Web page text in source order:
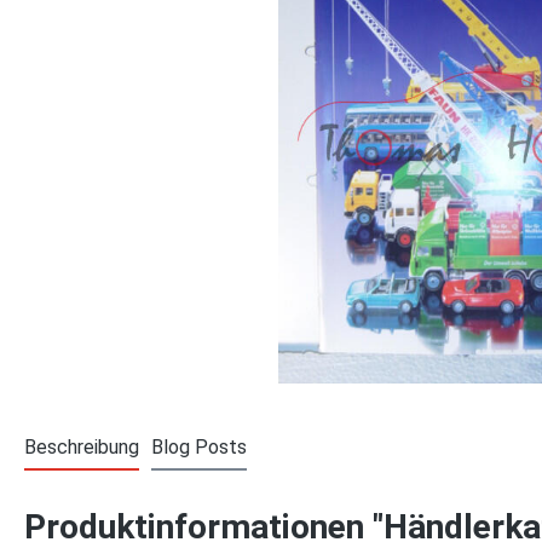
Beschreibung Blog Posts
Produktinformationen